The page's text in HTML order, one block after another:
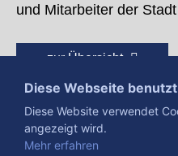
und Mitarbeiter der
zur Übersicht
Diese Webseite
Diese Website verwendet
angezeigt wird.
Mehr erfahren